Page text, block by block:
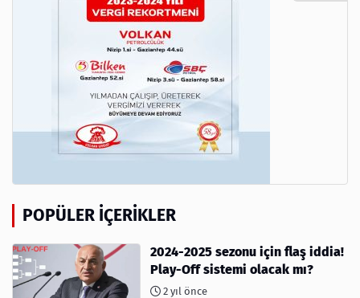
POPÜLER İÇERIKLER
2024-2025 sezonu için flaş iddia!
Play-Off sistemi olacak mı?
2 yıl önce